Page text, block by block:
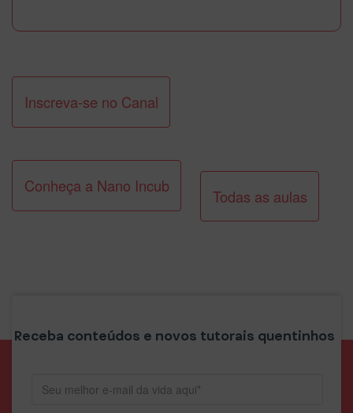
Inscreva-se no Canal
Conheça a Nano Incub
Todas as aulas
Receba conteúdos e novos tutorais quentinhos